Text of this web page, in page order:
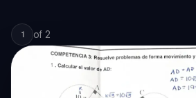
1 of 2